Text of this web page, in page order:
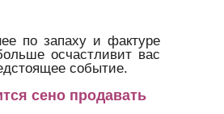
по запаху и фактуре
осчастливит вас
событие.
сено продавать